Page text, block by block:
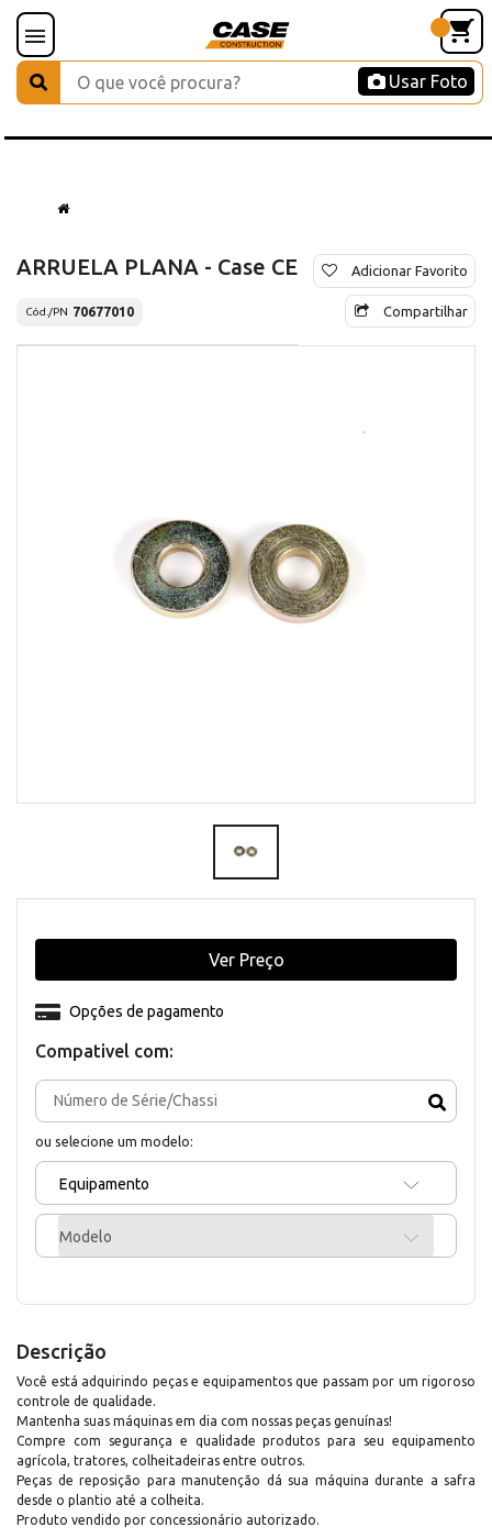
Usar Foto
ARRUELA PLANA - Case CE
Cód./PN 70677010
Adicionar Favorito
Compartilhar
Compativel com:
ou selecione um modelo:
Equipamento
Modelo
Opções de pagamento
Ver Preço
Descrição
Você está adquirindo peças e equipamentos que passam por um rigoroso
controle de qualidade.
Mantenha suas máquinas em dia com nossas peças genuínas!
Compre com segurança e qualidade produtos para seu equipamento
agrícola, tratores, colheitadeiras entre outros.
Peças de reposição para manutenção dá sua máquina durante a safra
desde o plantio até a colheita.
Produto vendido por concessionário autorizado.